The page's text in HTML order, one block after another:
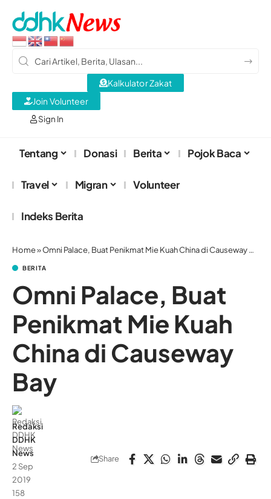
Sign In
Kalkulator Zakat
Join Volunteer
Tentang Donasi Berita Pojok Baca
Travel Migran Volunteer
Indeks Berita
Home»Omni Palace, Buat Penikmat Mie Kuah China di Causeway Bay
BERITA
Omni Palace, Buat
Penikmat Mie Kuah
China di Causeway
Bay
Redaksi
DDHK
News
2 Sep
2019
158
Share